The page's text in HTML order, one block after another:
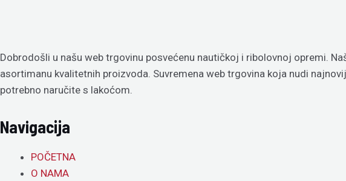
Dobrodošli u našu web trgovinu posvećenu nautičkoj i ribolovnoj opremi.
asortimanu kvalitetnih proizvoda. Suvremena web trgovina koja nudi
potrebno naručite s lakoćom.
Navigacija
POČETNA
O NAMA